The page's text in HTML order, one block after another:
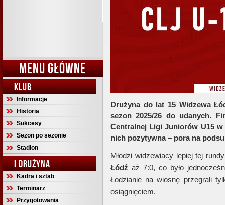
MENU GŁÓWNE
KLUB
Informacje
Historia
Sukcesy
Sezon po sezonie
Stadion
I DRUŻYNA
Kadra i sztab
Terminarz
Przygotowania
Drużyna do lat 15 Widzewa
sezon 2025/26 do udanych.
Centralnej Ligi Juniorów U15
nich pozytywna – pora na
Młodzi widzewiacy lepiej tej
Łódź aż 7:0, co było
Łodzianie na wiosnę przegrali
osiągnięciem.